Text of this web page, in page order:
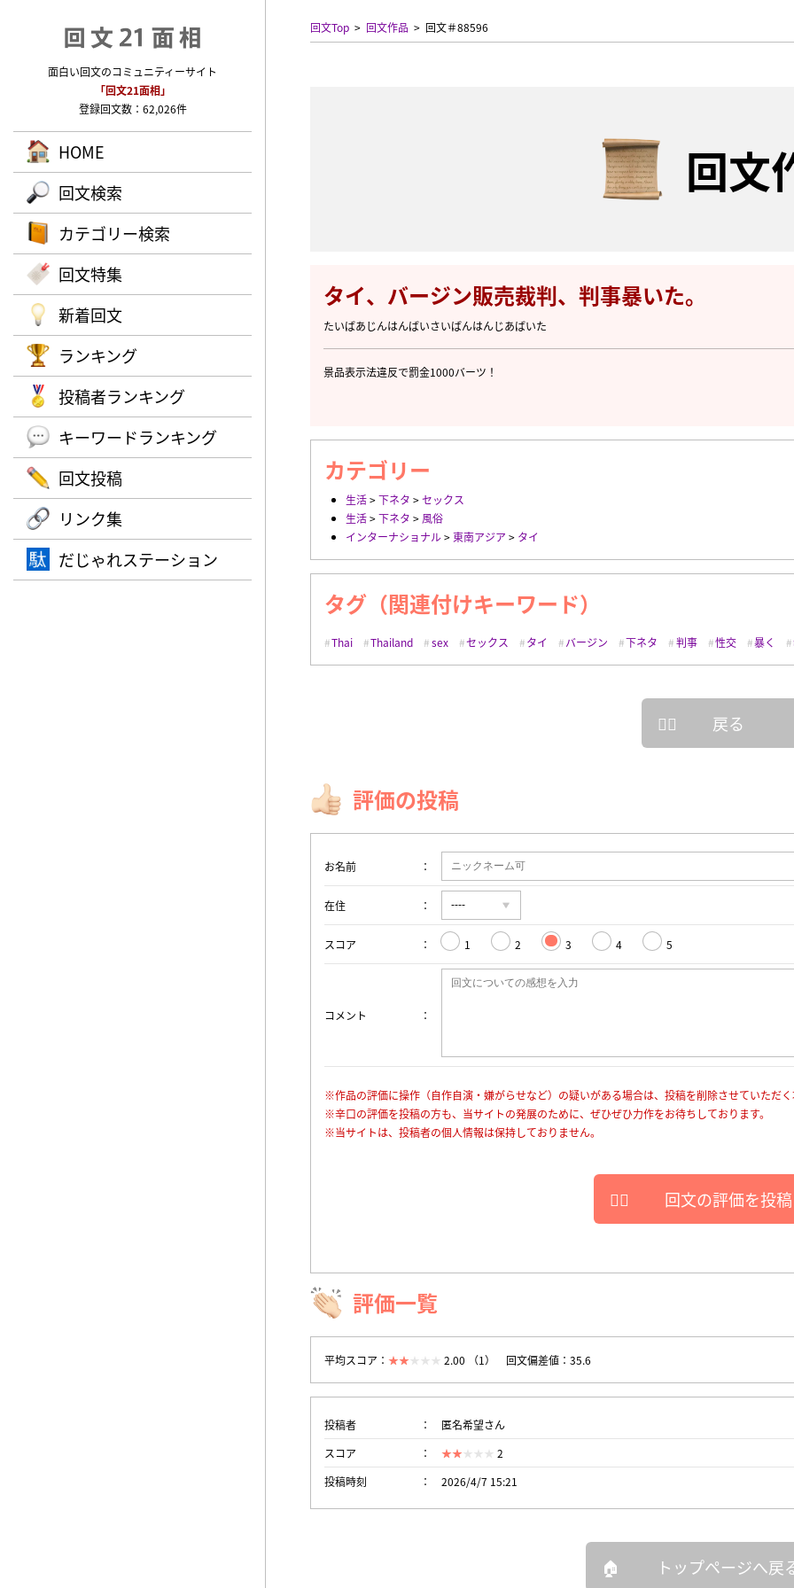
面白い回文のコミュニティーサイト
「回文21面相」
登録回文数：62,026件
HOME
回文検索
カテゴリー検索
回文特集
新着回文
ランキング
投稿者ランキング
キーワードランキング
回文投稿
リンク集
だじゃれステーション
回文Top 回文作品 回文＃88596
回文
タイ、バージン販売裁判、判事暴いた。
たいばあじんはんばいさいばんはんじあばいた
景品表示法違反で罰金1000バーツ！
カテゴリー
生活>下ネタ >セックス
生活>下ネタ > 風俗
インターナショナル>東南アジア > タイ
タグ（関連付けキーワード）
Thai Thailand sex セックス タイ バージン 下ネタ 判事 性交 暴く
戻る
評価の投稿
お名前
在住
スコア 1 2 3 4 5
コメント
※作品の評価に操作（自作自演・嫌がらせなど）の疑いがある場合は、投稿を削除させていただ
※辛口の評価を投稿の方も、当サイトの発展のために、ぜひぜひ力作をお待ちしております。
※当サイトは、投稿者の個人情報は保持しておりません。
回文の評価を投稿
評価一覧
平均スコア： 2.00 （1） 回文偏差値：35.6
投稿者
匿名希望さん
スコア
2
投稿時刻
2026/4/7 15:21
トップページへ戻